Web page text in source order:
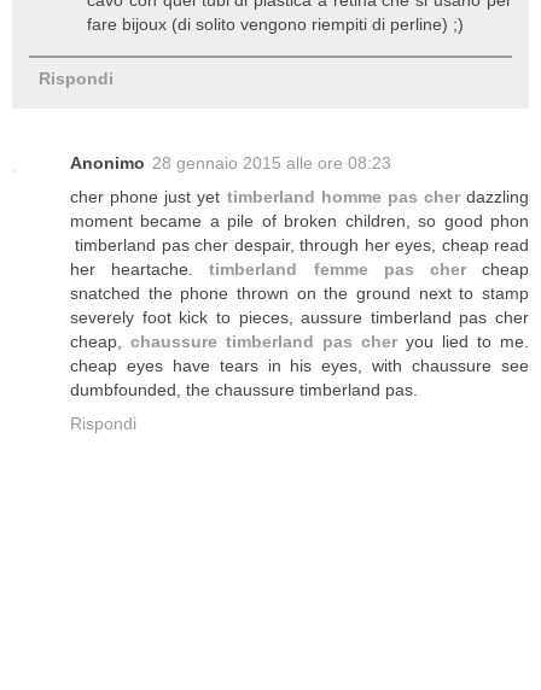
fare bijoux (di solito vengono riempiti di perline) ;)
Rispondi
Anonimo 28 gennaio 2015 alle ore 08:23
cher phone just yet timberland homme pas cher dazzling
moment became a pile of broken children, so good phon
timberland pas cher despair, through her ​​eyes, cheap read
her heartache.timberland femme pas cher
cheap
snatched the phone thrown on the ground next to stamp
severely foot kick to pieces, aussure timberland pas cher
cheap, chaussure timberland pas cher you lied to me.
cheap eyes have tears in his eyes, with chaussure see
dumbfounded, the chaussure timberland pas.
Rispondi